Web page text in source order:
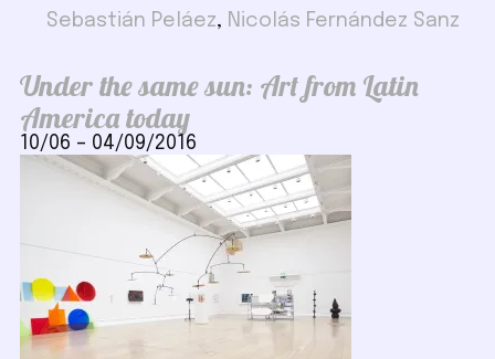
Sebastián Peláez, Nicolás Fernández Sanz
Under the same sun: Art from Latin
America today
10/06 – 04/09/2016